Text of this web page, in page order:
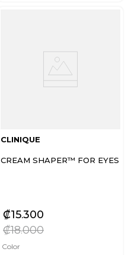
CLINIQUE
CREAM SHAPER™ FOR EYES
₡18000
₡15300
Color